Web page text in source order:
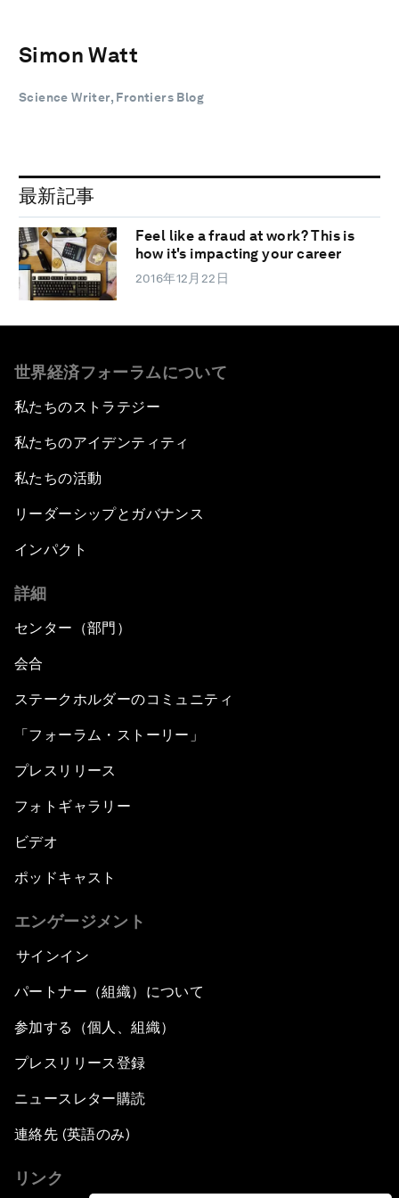
Simon Watt
Science Writer, Frontiers Blog
最新記事
Feel like a fraud at work? This is
how it's impacting your career
2016年12月22日
世界経済フォーラムについて
私たちのストラテジー
私たちのアイデンティティ
私たちの活動
リーダーシップとガバナンス
インパクト
詳細
センター（部門）
会合
ステークホルダーのコミュニティ
「フォーラム・ストーリー」
プレスリリース
フォトギャラリー
ビデオ
ポッドキャスト
エンゲージメント
サインイン
パートナー（組織）について
参加する（個人、組織）
プレスリリース登録
ニュースレター購読
連絡先 (英語のみ)
リンク